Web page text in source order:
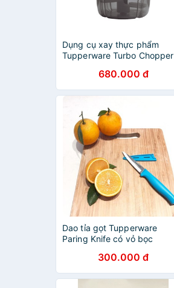
Dụng cụ xay thực phẩm
Tupperware Turbo Chopper
680.000 đ
Dao tỉa gọt Tupperware
Paring Knife có vỏ bọc
300.000 đ